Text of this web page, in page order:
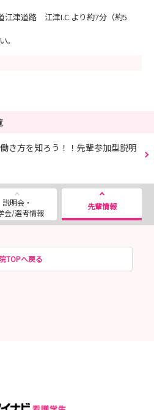
江津道路 江津I.C.より約7分（約5
。
き方を知ろう！！先輩参加型説明
説明会・
会/選考情報
先輩情報
TOPへ戻る